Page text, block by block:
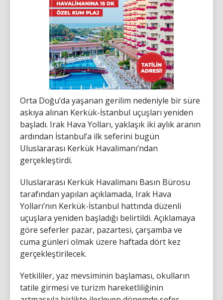
Orta Doğu’da yaşanan gerilim nedeniyle bir süre
askıya alınan Kerkük-İstanbul uçuşları yeniden
başladı. Irak Hava Yolları, yaklaşık iki aylık aranın
ardından İstanbul’a ilk seferini bugün
Uluslararası Kerkük Havalimanı’ndan
gerçekleştirdi.
Uluslararası Kerkük Havalimanı Basın Bürosu
tarafından yapılan açıklamada, Irak Hava
Yolları’nın Kerkük-İstanbul hattında düzenli
uçuşlara yeniden başladığı belirtildi. Açıklamaya
göre seferler pazar, pazartesi, çarşamba ve
cuma günleri olmak üzere haftada dört kez
gerçekleştirilecek.
Yetkililer, yaz mevsiminin başlaması, okulların
tatile girmesi ve turizm hareketliliğinin